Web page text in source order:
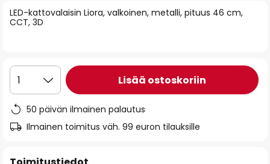
of
the
LED-kattovalaisin Liora, valkoinen, metalli, pituus 46 cm,
CCT, 3D
1 Lisää ostoskoriin
50 päivän ilmainen palautus
Ilmainen toimitus väh. 99 euron tilauksille